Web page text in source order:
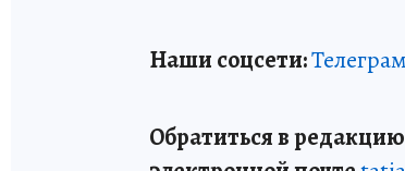
Наши соцсети:
Обратиться в